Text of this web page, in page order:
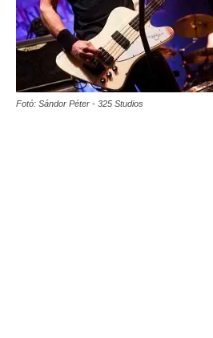
Fotó: Sándor Péter - 325 Studios